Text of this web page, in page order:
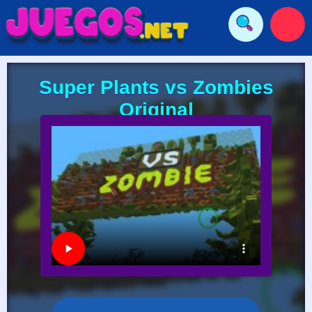
Super Plants vs Zombies
Original